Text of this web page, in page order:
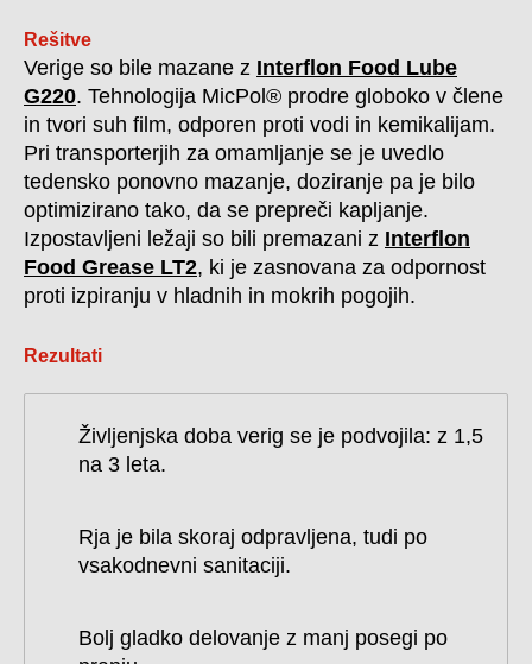
Rešitve
Verige so bile mazane z Interflon Food Lube
G220. Tehnologija MicPol® prodre globoko v člene
in tvori suh film, odporen proti vodi in kemikalijam.
Pri transporterjih za omamljanje se je uvedlo
tedensko ponovno mazanje, doziranje pa je bilo
optimizirano tako, da se prepreči kapljanje.
Izpostavljeni ležaji so bili premazani z Interflon
Food Grease LT2, ki je zasnovana za odpornost
proti izpiranju v hladnih in mokrih pogojih.
Rezultati
Življenjska doba verig se je podvojila: z 1,5
na 3 leta.
Rja je bila skoraj odpravljena, tudi po
vsakodnevni sanitaciji.
Bolj gladko delovanje z manj posegi po